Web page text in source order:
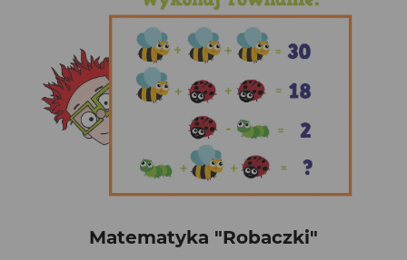
Matematyka "Robaczki"